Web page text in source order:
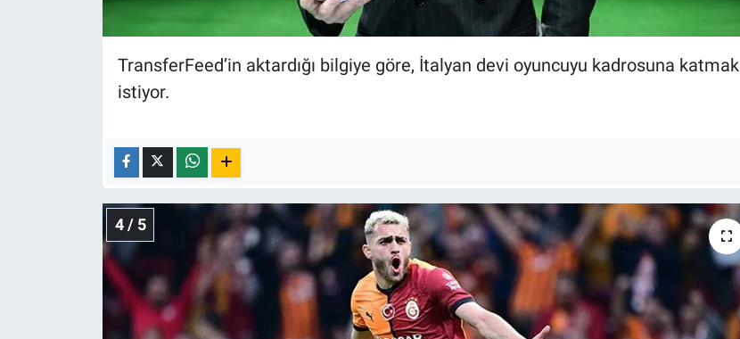
TransferFeed’in aktardığı bilgiye göre, İtalyan devi oyuncuyu kadrosuna katmak
istiyor.
4 / 5